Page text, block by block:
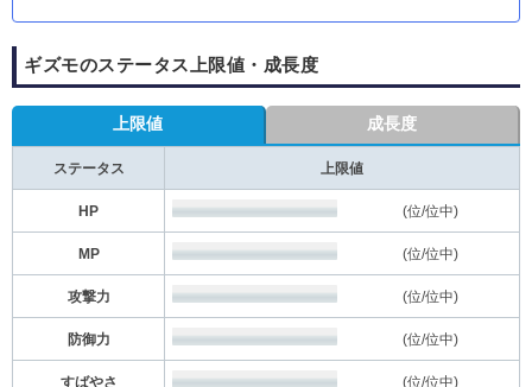
ギズモのステータス上限値・成長度
上限値 成長度
ステータス 上限値
HP (位/位中)
MP (位/位中)
攻撃力 (位/位中)
防御力 (位/位中)
すばやさ (位/位中)